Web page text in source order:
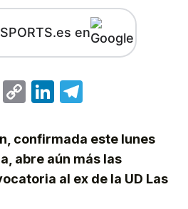
en
X
CopyLinkedIn
confirmada este lunes
abre aún más las
al ex de la UD Las